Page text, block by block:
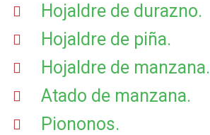
Hojaldre de durazno.
Hojaldre de piña.
Hojaldre de manzana.
Atado de manzana.
Piononos.